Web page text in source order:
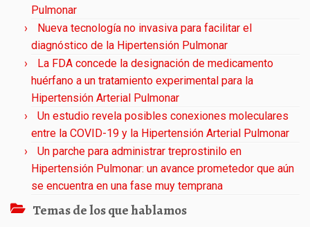
Pulmonar
Nueva tecnología no invasiva para facilitar el
diagnóstico de la Hipertensión Pulmonar
La FDA concede la designación de medicamento
huérfano a un tratamiento experimental para la
Hipertensión Arterial Pulmonar
Un estudio revela posibles conexiones moleculares
entre la COVID-19 y la Hipertensión Arterial Pulmonar
Un parche para administrar treprostinilo en
Hipertensión Pulmonar: un avance prometedor que aún
se encuentra en una fase muy temprana
Temas de los que hablamos